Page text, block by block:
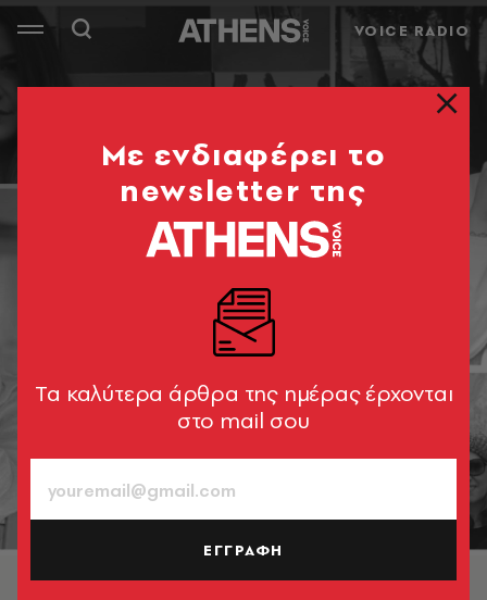
VOICE RADIO
Μάτι, η μέρα που δεν τελείωσε ποτέ: 7 χρόνια μετά, 5
Mε ενδιαφέρει το
newsletter της
Tα καλύτερα άρθρα της ημέρας έρχονται
στο mail σου
ΕΓΓΡΑΦΗ